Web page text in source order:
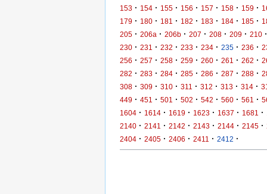
153 · 154 · 155 · 156 · 157 · 158 · 159 ·
179 · 180 · 181 · 182 · 183 · 184 · 185 ·
205 · 206a · 206b · 207 · 208 · 209 · 210 ·
230 · 231 · 232 · 233 · 234 · 235 · 236 ·
256 · 257 · 258 · 259 · 260 · 261 · 262 ·
282 · 283 · 284 · 285 · 286 · 287 · 288 ·
308 · 309 · 310 · 311 · 312 · 313 · 314 ·
449 · 451 · 501 · 502 · 542 · 560 · 561 ·
1604 · 1614 · 1619 · 1623 · 1637 · 1681 ·
2140 · 2141 · 2142 · 2143 · 2144 · 2145 ·
2404 · 2405 · 2406 · 2411 · 2412 ·